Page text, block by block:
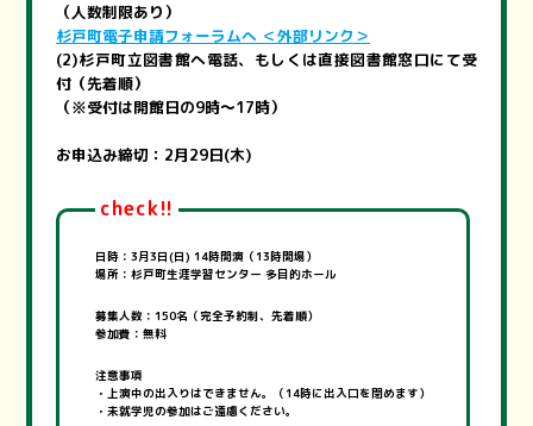
（人数制限あり）
杉戸町電子申請フォーラムへ ＜外部リンク＞
(2)杉戸町立図書館へ電話、もしくは直接図書館窓口にて受
付（先着順）
（※受付は開館日の9時～17時）
お申込み締切：2月29日(木)
check!!
日時：3月3日(日) 14時開演（13時開場）
場所：杉戸町生涯学習センター 多目的ホール
募集人数：150名（完全予約制、先着順）
参加費：無料
注意事項
・上演中の出入りはできません。（14時に出入口を閉めます）
・未就学児の参加はご遠慮ください。